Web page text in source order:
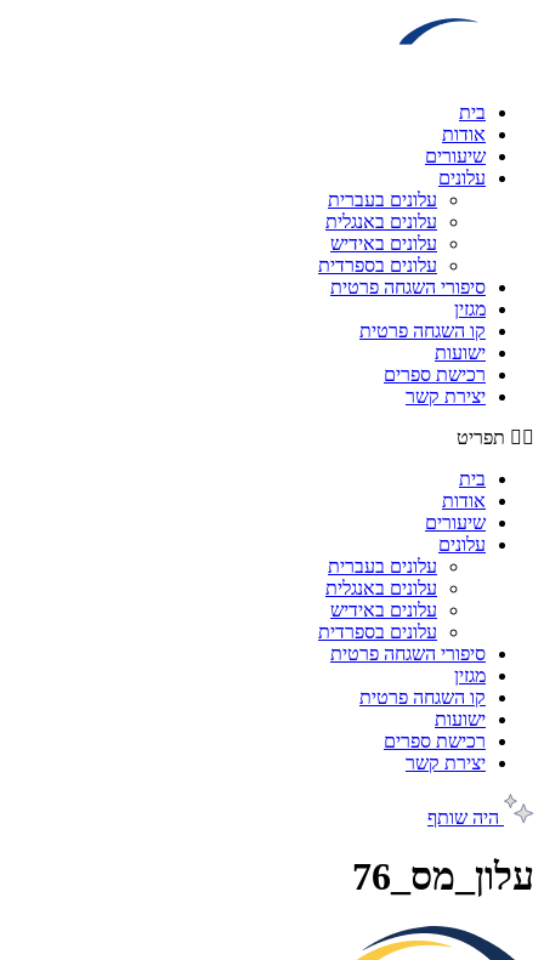
בית
אודות
שיעורים
עלונים
עלונים בעברית
עלונים באנגלית
עלונים באידיש
עלונים בספרדית
סיפורי השגחה פרטית
מגזין
קו השגחה פרטית
ישועות
רכישת ספרים
יצירת קשר
תפריט
בית
אודות
שיעורים
עלונים
עלונים בעברית
עלונים באנגלית
עלונים באידיש
עלונים בספרדית
סיפורי השגחה פרטית
מגזין
קו השגחה פרטית
ישועות
רכישת ספרים
יצירת קשר
היה שותף
עלון_מס_76